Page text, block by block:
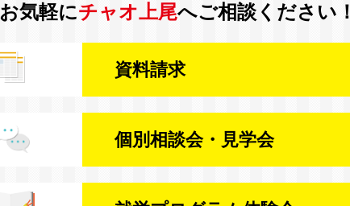
お気軽にチャオ上尾へご相談ください！
資料請求
個別相談会・ 見学会